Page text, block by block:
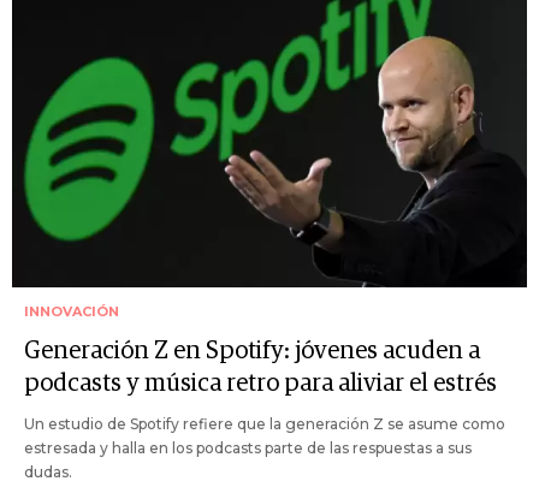
INNOVACIÓN
Generación Z en Spotify: jóvenes acuden a
podcasts y música retro para aliviar el estrés
Un estudio de Spotify refiere que la generación Z se asume como
estresada y halla en los podcasts parte de las respuestas a sus
dudas.